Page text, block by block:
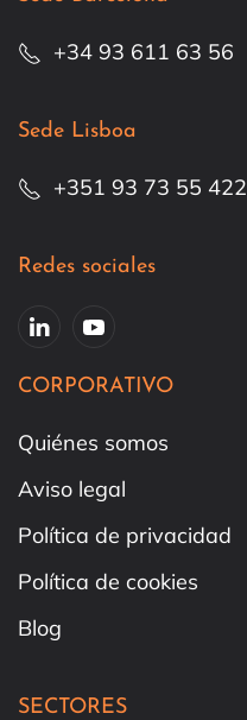
+34 93 611 63 56
Sede Lisboa
+351 93 73 55 422
Redes sociales
CORPORATIVO
Quiénes somos
Aviso legal
Política de privacidad
Política de cookies
Blog
SECTORES